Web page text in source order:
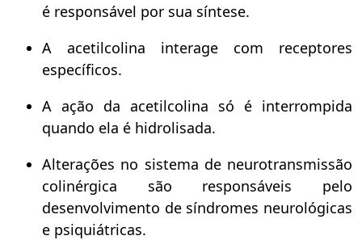
é responsável por sua síntese.
A acetilcolina interage com receptores
específicos.
A ação da acetilcolina só é interrompida
quando ela é hidrolisada.
Alterações no sistema de neurotransmissão
colinérgica são responsáveis pelo
desenvolvimento de síndromes neurológicas
e psiquiátricas.